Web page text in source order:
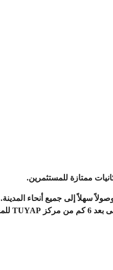
ممتازة للمستثمرين.
سهلاً إلى جميع أنحاء